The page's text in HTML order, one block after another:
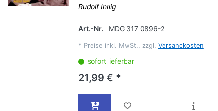
Rudolf Innig
Art.-Nr. MDG 317 0896-2
* Preise inkl. MwSt., zzgl. Versandkosten
sofort lieferbar
21,99 € *